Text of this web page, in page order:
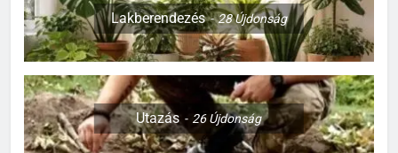
Lakberendezés 28Újdonság
Utazás 26Újdonság